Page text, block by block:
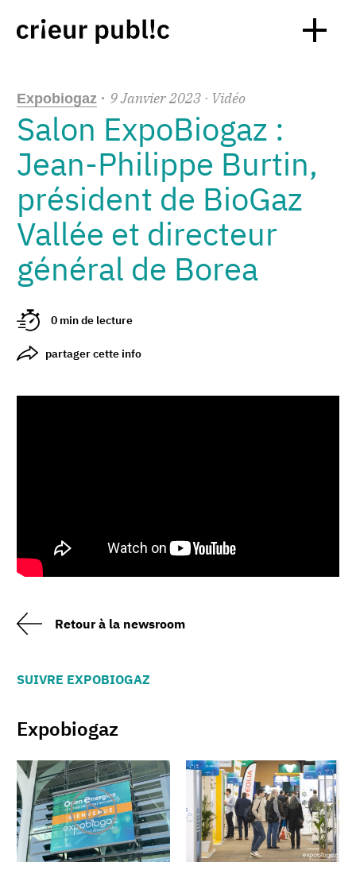
Expobiogaz · 9Janvier2023 · Vidéo
Salon ExpoBiogaz :
Jean-Philippe Burtin,
président de BioGaz
Vallée et directeur
général de Borea
0 min de lecture
partager cette info
Retour à la newsroom
SUIVRE EXPOBIOGAZ
Expobiogaz